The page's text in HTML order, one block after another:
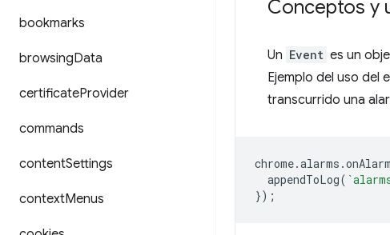
bookmarks
browsingData
certificateProvider
commands
contentSettings
contextMenus
Conceptos y
Un Event es un
Ejemplo del uso del
transcurrido una
chrome.alarms .onAlarm
appendToLog(
});